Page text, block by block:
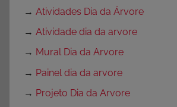
→ Atividades Dia da Árvore
→ Atividade dia da arvore
→ Mural Dia da Arvore
→ Painel dia da arvore
→ Projeto Dia da Arvore